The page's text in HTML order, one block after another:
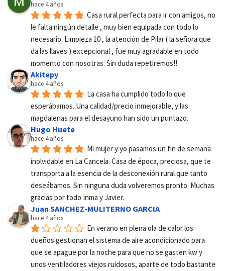
hace 4 años
Casa rural perfecta para ir con amigos, no
le falta ningún detalle , muy bien equipada con todo lo
necesario. Limpieza 10 , la atención de Pilar ( la señora que
da las llaves ) excepcional , fue muy agradable en todo
momento con nosotras. Sin duda repetiremos!!
Akitepy
hace 4 años
La casa ha cumplido todo lo que
esperábamos. Una calidad/precio inmejorable, y las
magdalenas para el desayuno han sido un puntazo.
Hugo Huete
hace 4 años
Mi mujer y yo pasamos un fin de semana
inolvidable en La Cancela. Casa de época, preciosa, que te
transporta a la esencia de la desconexión rural que tanto
deseábamos. Sin ninguna duda volveremos pronto. Muchas
gracias por todo Inma y Javier.
Juan SANCHEZ-MULITERNO GARCIA
hace 4 años
En verano en plena ola de calor los
dueños gestionan el sistema de aire acondicionado para
que se apague por la noche para que no se gasten kw y
unos ventiladores viejos ruidosos, aparte de todo bastante